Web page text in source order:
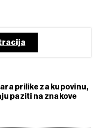
prilike za kupovinu,
paziti na znakove